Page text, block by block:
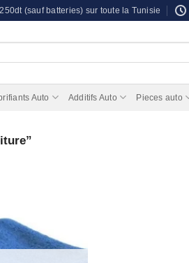
(sauf batteries) sur toute la Tunisie
Auto Additifs Auto Pieces auto